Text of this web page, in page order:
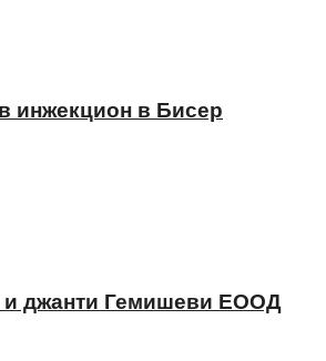
инжекцион в Бисер
и джанти Гемишеви ЕООД